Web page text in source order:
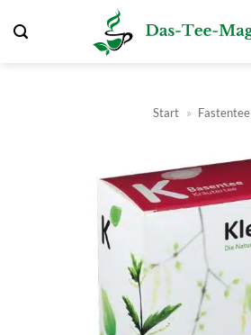
Inhalt
Start » Fastentee